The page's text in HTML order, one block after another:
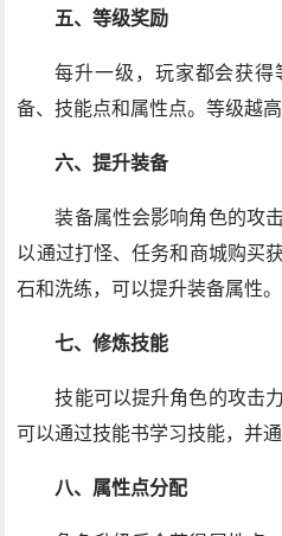
五、等级奖励
每升一级，玩家都会获
备、技能点和属性点。等级越高
六、提升装备
装备属性会影响角色的攻
以通过打怪、任务和商城购买
石和洗练，可以提升装备属性。
七、修炼技能
技能可以提升角色的攻击
可以通过技能书学习技能，并
八、属性点分配